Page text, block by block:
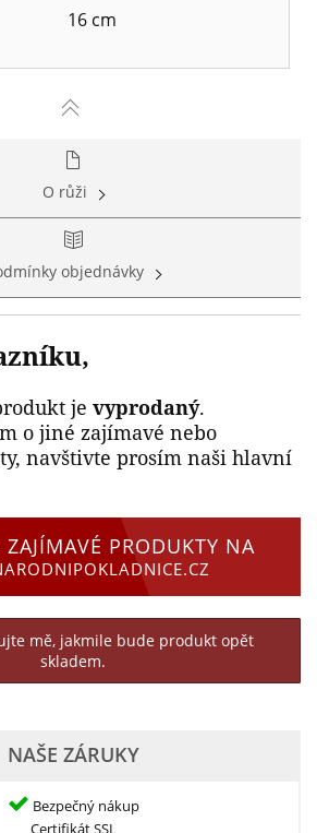
16 cm
O růži
objednávky
je vyprodaný.
o jiné zajímavé nebo
navštivte prosím naši hlavní
ZAJÍMAVÉ PRODUKTY NA
mě, jakmile bude produkt opět
skladem.
NAŠE ZÁRUKY
Bezpečný nákup
Certifikát SSL